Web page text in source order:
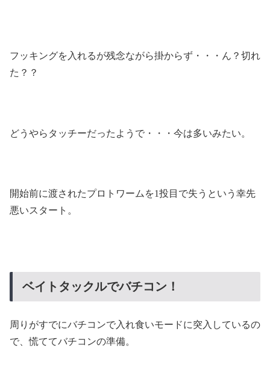
フッキングを入れるが残念ながら掛からず・・・ん？切れ
た？？
どうやらタッチーだったようで・・・今は多いみたい。
開始前に渡されたプロトワームを1投目で失うという幸先
悪いスタート。
ベイトタックルでバチコン！
周りがすでにバチコンで入れ食いモードに突入しているの
で、慌ててバチコンの準備。